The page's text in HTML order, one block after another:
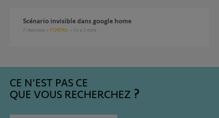
Scénario invisible dans google home
7 réponses PORTAIL il y a 2 mois
CE N'EST PAS CE
QUE VOUS RECHERCHEZ